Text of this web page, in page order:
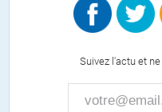
Au plaisir de vous lire !
ALERTER
Suivez l'actu et